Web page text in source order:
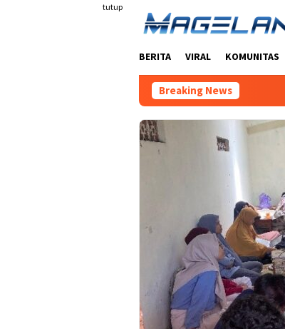
tutup
BERITA VIRAL KOMUNITAS
Breaking News